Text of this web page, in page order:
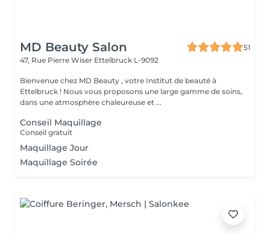
MD Beauty Salon
51
47, Rue Pierre Wiser Ettelbruck L-9092
Bienvenue chez MD Beauty , votre Institut de beauté à
Ettelbruck ! Nous vous proposons une large gamme de soins,
dans une atmosphère chaleureuse et ...
Conseil Maquillage
Conseil gratuit
Maquillage Jour
Maquillage Soirée